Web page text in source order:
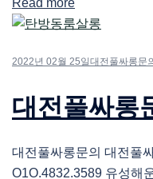
Read more
2022년 02월 25일 대전풀싸롱문
대전풀싸롱
대전풀싸롱문의 대전풀
O1O.4832.3589 유성해